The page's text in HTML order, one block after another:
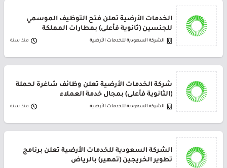
الخدمات الأرضية تعلن فتح التوظيف الموسمي
للجنسين (ثانوية فأعلى) بمطارات المملكة
الشركة السعودية للخدمات الأرضية منذ سنة
شركة الخدمات الأرضية تعلن وظائف شاغرة لحملة
(الثانوية فأعلى) بمجال خدمة العملاء
الشركة السعودية للخدمات الأرضية منذ سنة
الشركة السعودية للخدمات الأرضية تعلن برنامج
تطوير الخريجين (تمهير) بالرياض